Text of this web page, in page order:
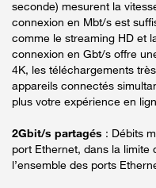
seconde) mesurent la
connexion en Mbt/s est
comme le streaming HD et
connexion en Gbt/s offre
4K, les téléchargements
appareils connectés
plus votre expérience en
2Gbit/s partagés : Débits
port Ethernet, dans la limite
l’ensemble des ports